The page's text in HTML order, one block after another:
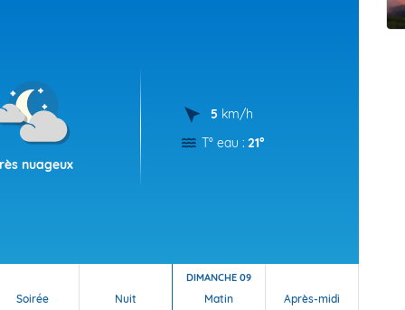
nuageux
5 km/h
T° eau : 21°
Soirée Nuit
DIMANCHE 09
Matin Après-midi